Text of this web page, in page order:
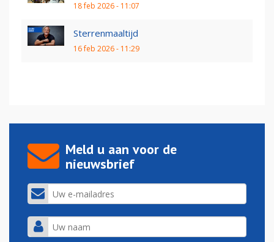
18 feb 2026 - 11:07
Sterrenmaaltijd
16 feb 2026 - 11:29
Meld u aan voor de
nieuwsbrief